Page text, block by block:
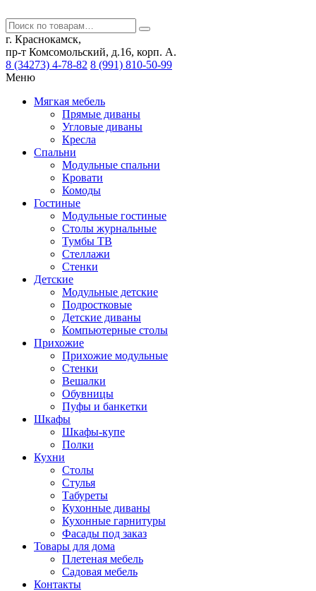
г. Краснокамск,
пр-т Комсомольский, д.16, корп. А.
8 (34273) 4-78-82 8 (991) 810-50-99
Меню
Мягкая мебель
Прямые диваны
Угловые диваны
Кресла
Спальни
Модульные спальни
Кровати
Комоды
Гостиные
Модульные гостиные
Столы журнальные
Тумбы ТВ
Стеллажи
Стенки
Детские
Модульные детские
Подростковые
Детские диваны
Компьютерные столы
Прихожие
Прихожие модульные
Стенки
Вешалки
Обувницы
Пуфы и банкетки
Шкафы
Шкафы-купе
Полки
Кухни
Столы
Стулья
Табуреты
Кухонные диваны
Кухонные гарнитуры
Фасады под заказ
Товары для дома
Плетеная мебель
Садовая мебель
Контакты